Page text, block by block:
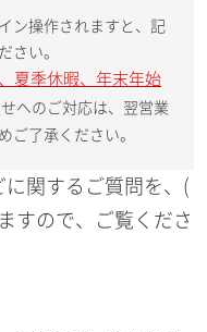
ン操作されますと、記
さい。
夏季休暇、年末年始
へのご対応は、翌営業
ご了承ください。
関するご質問を、(
すので、ご覧くださ